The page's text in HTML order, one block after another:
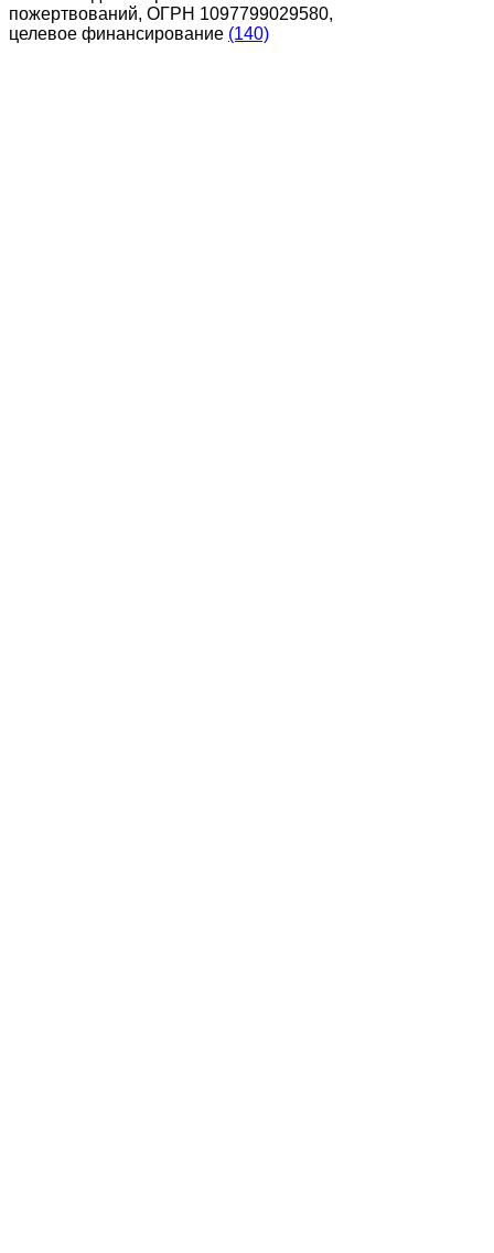
пожертвований, ОГРН 1097799029580,
целевое финансирование (140)